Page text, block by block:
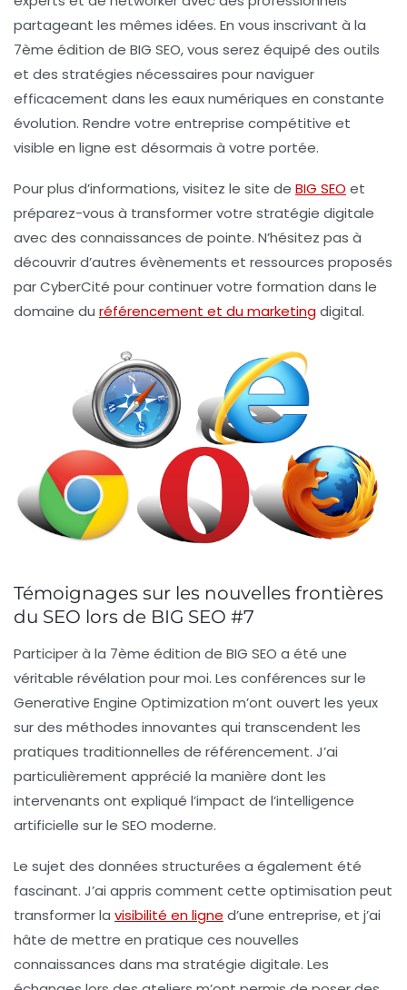
partageant les mêmes idées. En vous inscrivant à la
7ème édition de BIG SEO, vous serez équipé des outils
et des stratégies nécessaires pour naviguer
efficacement dans les eaux numériques en constante
évolution. Rendre votre entreprise compétitive et
visible en ligne est désormais à votre portée.
Pour plus d’informations, visitez le site de BIG SEO et
préparez-vous à transformer votre stratégie digitale
avec des connaissances de pointe. N’hésitez pas à
découvrir d’autres évènements et ressources proposés
par CyberCité pour continuer votre formation dans le
domaine du référencement et du marketingdigital.
Témoignages sur les nouvelles frontières
du SEO lors de BIG SEO #7
Participer à la 7ème édition de BIG SEO a été une
véritable révélation pour moi. Les conférences sur le
Generative Engine Optimization m’ont ouvert les yeux
sur des méthodes innovantes qui transcendent les
pratiques traditionnelles de référencement. J’ai
particulièrement apprécié la manière dont les
intervenants ont expliqué l’impact de l’intelligence
artificielle sur le SEO moderne.
Le sujet des données structurées a également été
fascinant. J’ai appris comment cette optimisation peut
transformer la visibilité en ligne d’une entreprise, et j’ai
hâte de mettre en pratique ces nouvelles
connaissances dans ma stratégie digitale. Les